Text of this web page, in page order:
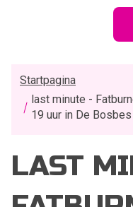
Startpagina
last minute -
19 uur in De
LAST